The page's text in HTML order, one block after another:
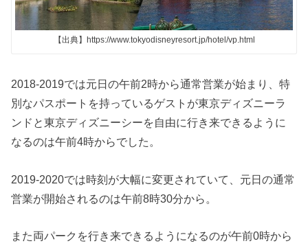
【出典】https://www.tokyodisneyresort.jp/hotel/vp.html
2018-2019では元日の午前2時から通常営業が始まり、特
別なパスポートを持っているゲストが東京ディズニーラ
ンドと東京ディズニーシーを自由に行き来できるように
なるのは午前4時からでした。
2019-2020では時刻が大幅に変更されていて、元日の通常
営業が開始されるのは午前8時30分から。
また両パークを行き来できるようになるのが午前0時から